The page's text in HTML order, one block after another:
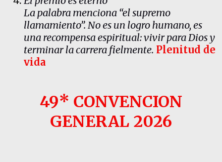
La palabra menciona “el supremo
llamamiento”. No es un logro humano, es
una recompensa espiritual: vivir para Dios y
terminar la carrera fielmente. Plenitud de
vida
49* CONVENCION
GENERAL 2026